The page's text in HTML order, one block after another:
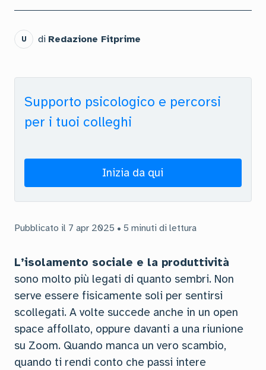
U di Redazione Fitprime
Supporto psicologico e percorsi
per i tuoi colleghi
Inizia da qui
Pubblicato il 7 apr 2025 • 5 minuti di lettura
L’isolamento sociale e la produttività
sono molto più legati di quanto sembri. Non
serve essere fisicamente soli per sentirsi
scollegati. A volte succede anche in un open
space affollato, oppure davanti a una riunione
su Zoom. Quando manca un vero scambio,
quando ti rendi conto che passi intere